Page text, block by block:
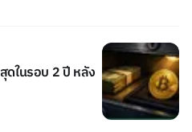
ดในรอบ 2 ปี หลัง